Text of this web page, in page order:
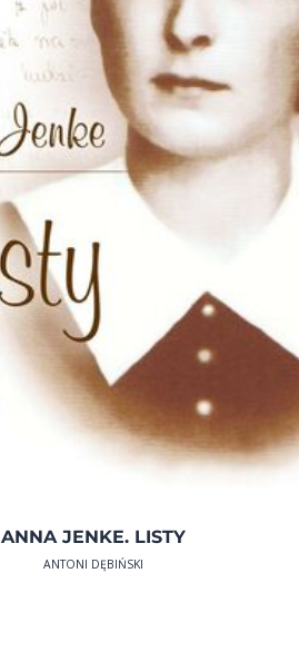
ANNA JENKE. LISTY
ANTONI DĘBIŃSKI